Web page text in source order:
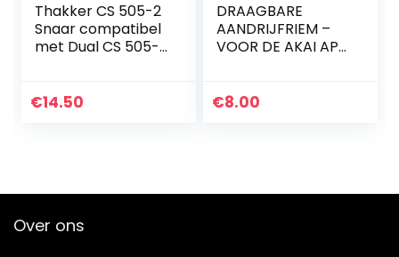
Thakker CS 505-2
Snaar compatibel
met Dual CS 505-2
Aandrijfriemen
€14.50
DRAAGBARE
AANDRIJFRIEM –
VOOR DE AKAI AP-
€8.00
Over ons